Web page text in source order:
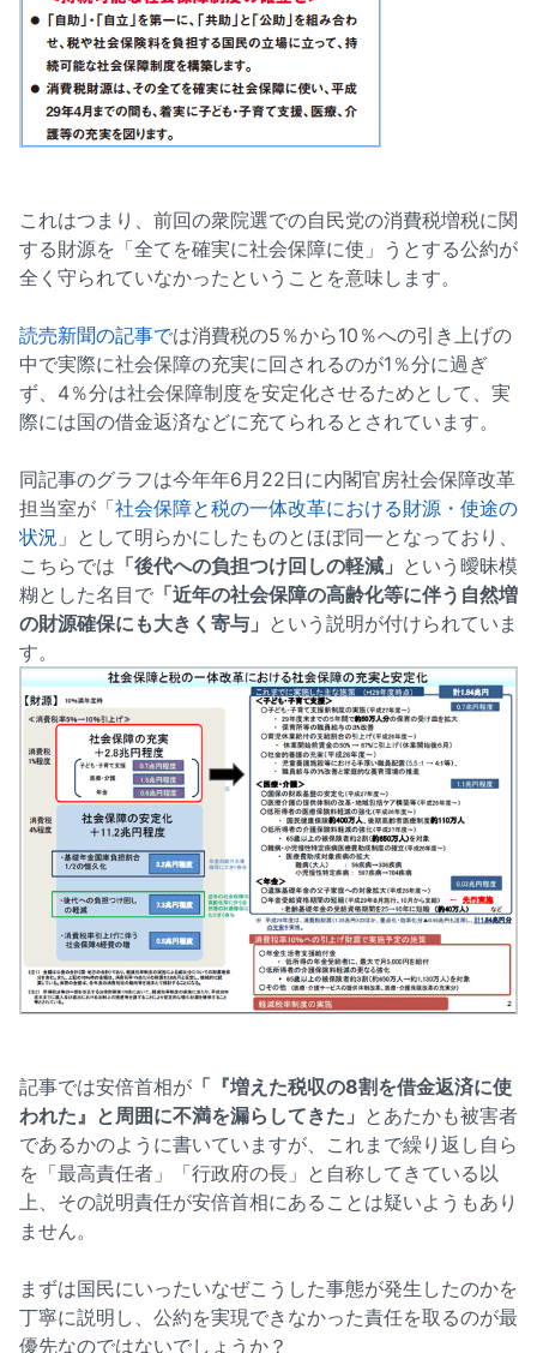
これはつまり、前回の衆院選での自民党の消費税増税に関
する財源を「全てを確実に社会保障に使」うとする公約が
全く守られていなかったということを意味します。
読売新聞の記事では消費税の5％から10％への引き上げの
中で実際に社会保障の充実に回されるのが1％分に過ぎ
ず、4％分は社会保障制度を安定化させるためとして、実
際には国の借金返済などに充てられるとされています。
同記事のグラフは今年年6月22日に内閣官房社会保障改革
担当室が「社会保障と税の一体改革における財源・使途の
状況 」として明らかにしたものとほぼ同一となっており、
こちらでは 「後代への負担つけ回しの軽減」 という曖昧模
糊とした名目で 「近年の社会保障の高齢化等に伴う自然増
の財源確保にも大きく寄与」 という説明が付けられていま
す。
記事では安倍首相が 「『増えた税収の8割を借金返済に使
われた』と周囲に不満を漏らしてきた」 とあたかも被害者
であるかのように書いていますが、これまで繰り返し自ら
を「最高責任者」「行政府の長」と自称してきている以
上、その説明責任が安倍首相にあることは疑いようもあり
ません。
まずは国民にいったいなぜこうした事態が発生したのかを
丁寧に説明し、公約を実現できなかった責任を取るのが最
優先なのではないでしょうか？